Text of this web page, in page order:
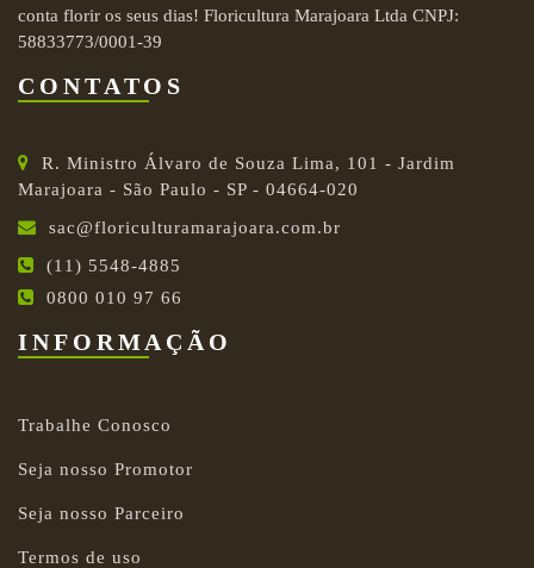
conta florir os seus dias! Floricultura Marajoara Ltda CNPJ:
58833773/0001-39
CONTATOS
R. Ministro Álvaro de Souza Lima, 101 - Jardim
Marajoara - São Paulo - SP - 04664-020
sac@floriculturamarajoara.com.br
(11) 5548-4885
0800 010 97 66
INFORMAÇÃO
Trabalhe Conosco
Seja nosso Promotor
Seja nosso Parceiro
Termos de uso